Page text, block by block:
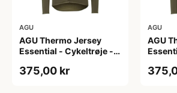
AGU
AGU Thermo Jersey
Essential - Cykeltrøje -
XL
375,00 kr
AGU
AGU
XXL